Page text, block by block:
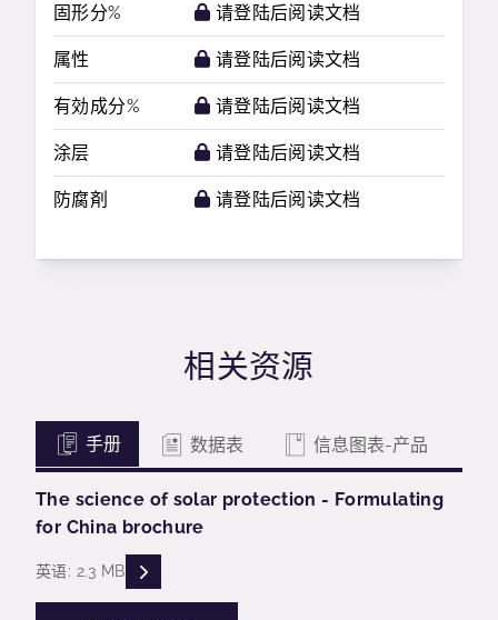
固形分% 请登陆后阅读文档
属性 请登陆后阅读文档
有効成分% 请登陆后阅读文档
涂层 请登陆后阅读文档
防腐剤 请登陆后阅读文档
相关资源
手册 数据表 信息图表-产品
The science of solar protection - Formulating
for China brochure
英语: 2.3 MB READ DESCRIPTIONS